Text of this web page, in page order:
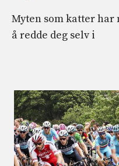
Myten som katter
å redde deg selv i